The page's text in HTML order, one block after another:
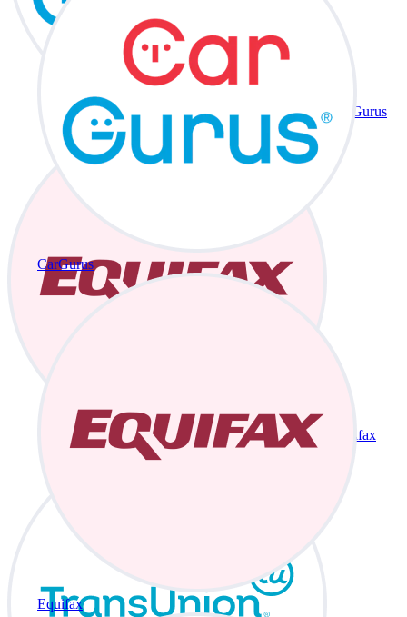
CarGurus
Equifax
CarGurus
Equifax